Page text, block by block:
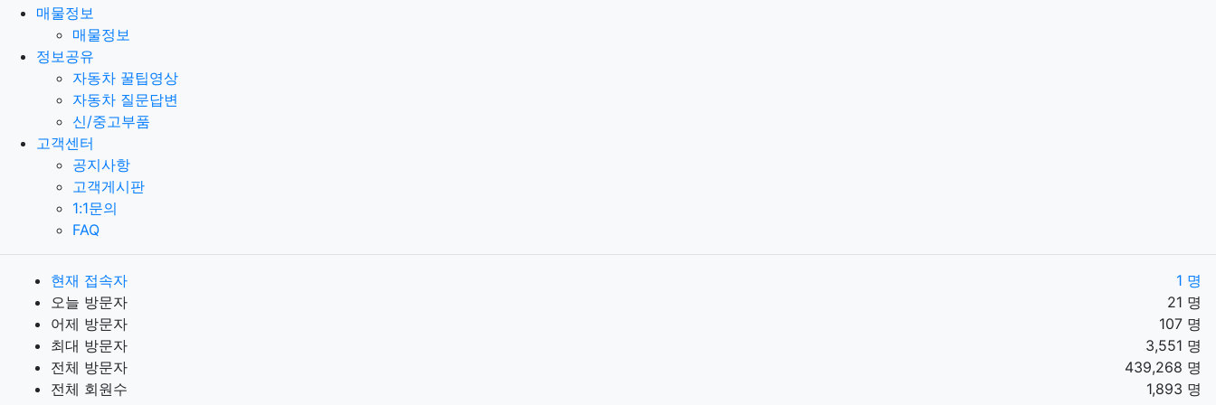
매물정보
매물정보
정보공유
자동차 꿀팁영상
자동차 질문답변
신/중고부품
고객센터
공지사항
고객게시판
1:1문의
FAQ
현재 접속자
1 명
오늘 방문자
21 명
어제 방문자
107 명
최대 방문자
3,551 명
전체 방문자
439,268 명
전체 회원수
1,893 명